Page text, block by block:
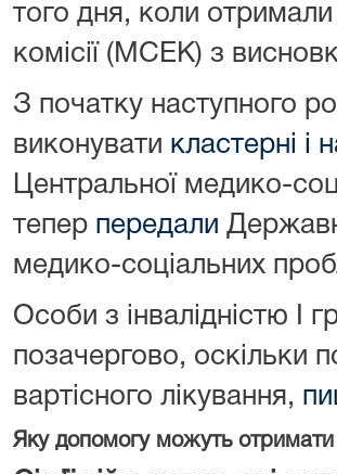
того дня, коли отримали
комісії (МСЕК) з
З початку наступного
виконувати кластерні і
Центральної медико-
тепер передали
медико-соціальних
Особи з інвалідністю І
позачергово, оскільки
вартісного лікування,
Яку допомогу можуть отримати